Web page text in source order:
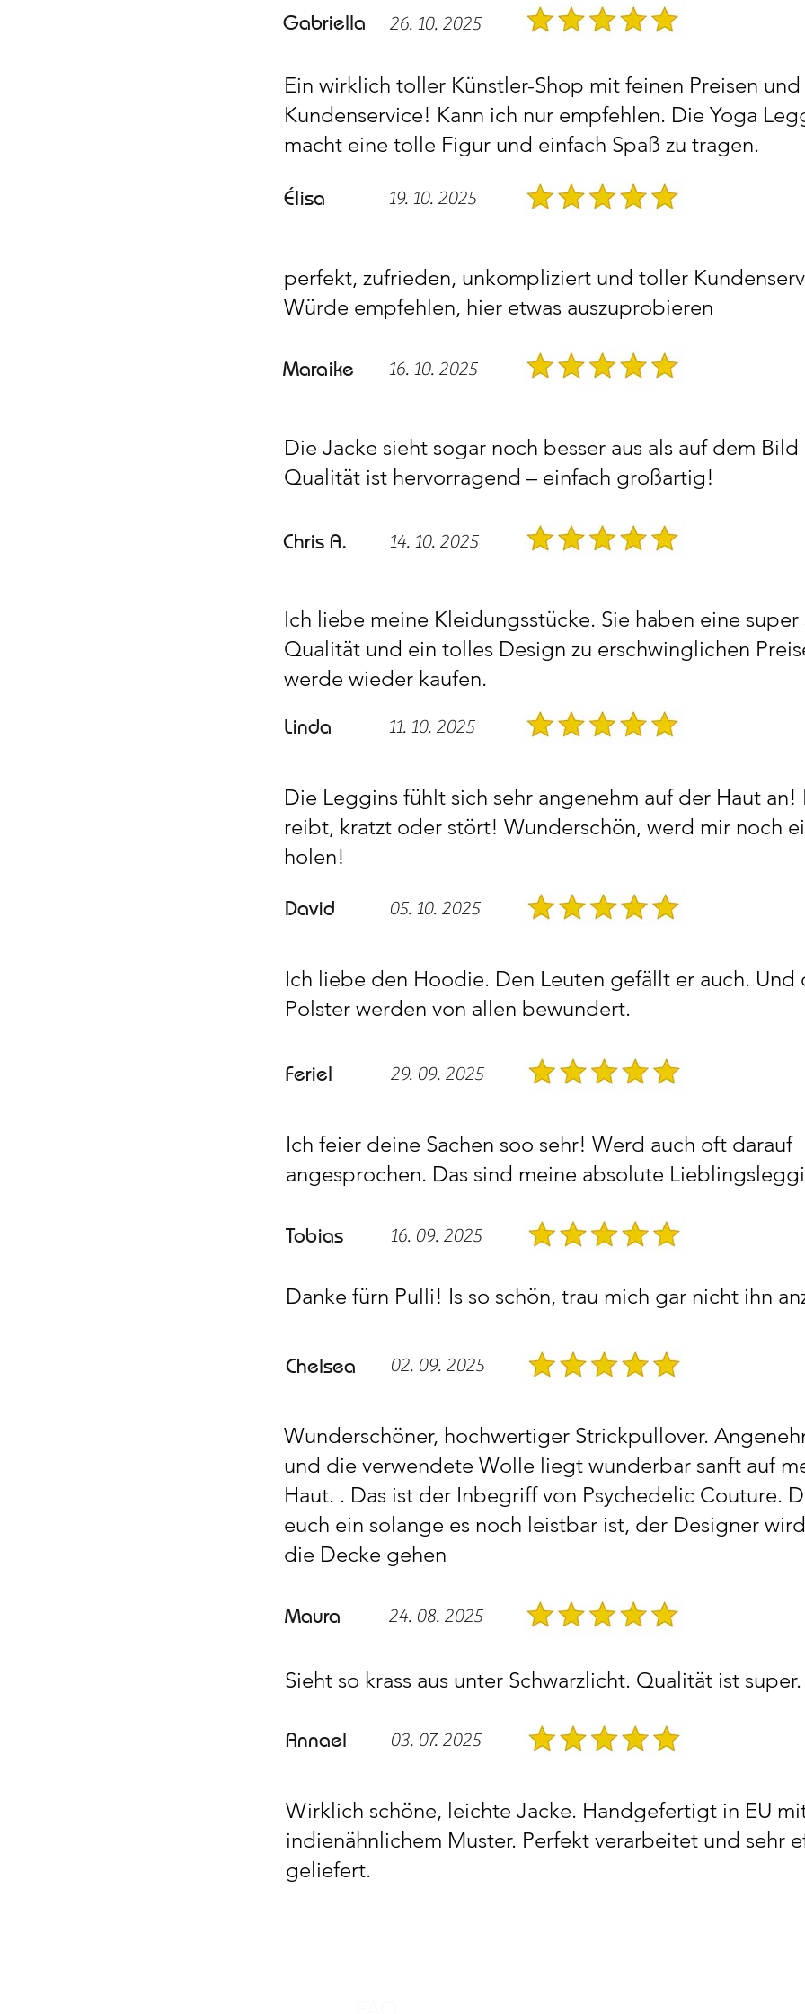
Gabriella 26. 10. 2025
Ein wirklich toller Künstler-Shop mit feinen Preisen
Kundenservice! Kann ich nur empfehlen. Die Yoga
macht eine tolle Figur und einfach Spaß zu tragen.
Élisa 19. 10. 2025
perfekt, zufrieden, unkompliziert und toller
Würde empfehlen, hier etwas auszuprobieren
Maraike 16. 10. 2025
Die Jacke sieht sogar noch besser aus als auf dem
Qualität ist hervorragend – einfach großartig!
Chris A. 14. 10. 2025
Ich liebe meine Kleidungsstücke. Sie haben eine super
Qualität und ein tolles Design zu erschwinglichen
werde wieder kaufen.
Linda 11. 10. 2025
Die Leggins fühlt sich sehr angenehm auf der Haut an!
reibt, kratzt oder stört! Wunderschön, werd mir noch
holen!
David 05. 10. 2025
Ich liebe den Hoodie. Den Leuten gefällt er auch. Und
Polster werden von allen bewundert.
Feriel 29. 09. 2025
Ich feier deine Sachen soo sehr! Werd auch oft darauf
angesprochen. Das sind meine absolute
Tobias 16. 09. 2025
Danke fürn Pulli! Is so schön, trau mich gar nicht ihn
Chelsea 02. 09. 2025
Wunderschöner, hochwertiger Strickpullover.
und die verwendete Wolle liegt wunderbar sanft auf
Haut. . Das ist der Inbegriff von Psychedelic Couture.
euch ein solange es noch leistbar ist, der Designer
die Decke gehen
Maura 24. 08. 2025
Sieht so krass aus unter Schwarzlicht. Qualität ist
Annael 03. 07. 2025
Wirklich schöne, leichte Jacke. Handgefertigt in EU
indienähnlichem Muster. Perfekt verarbeitet und sehr
geliefert.